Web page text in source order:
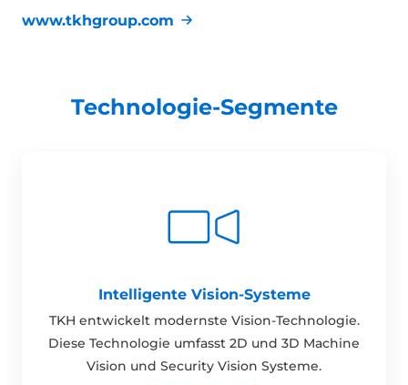
www.tkhgroup.com
Technologie-Segmente
Intelligente Vision-Systeme
TKH entwickelt modernste Vision-Technologie.
Diese Technologie umfasst 2D und 3D Machine
Vision und Security Vision Systeme.